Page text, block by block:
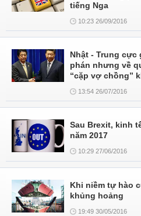
tiếng Nga
10:23 26/09/2016
Nhật - Trung cực
phán nhưng về
“cặp vợ chồng”
13:54 26/07/2016
Sau Brexit, kinh
năm 2017
10:29 27/06/2016
Khi niềm tự hào
khủng hoảng
19:49 30/05/2016